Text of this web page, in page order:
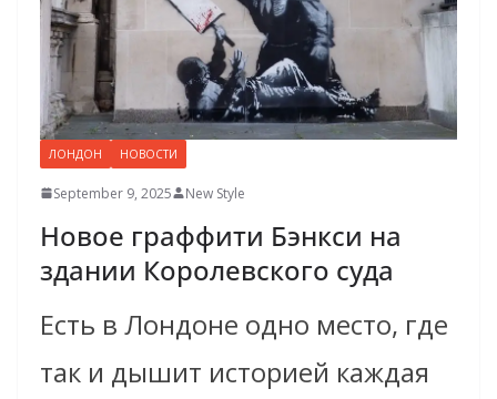
ЛОНДОН НОВОСТИ
September 9, 2025 New Style
Новое граффити Бэнкси на
здании Королевского суда
Есть в Лондоне одно место, где
так и дышит историей каждая